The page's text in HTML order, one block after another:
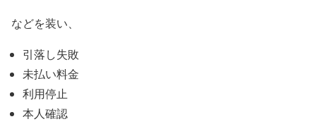
などを装い、
引落し失敗
未払い料金
利用停止
本人確認